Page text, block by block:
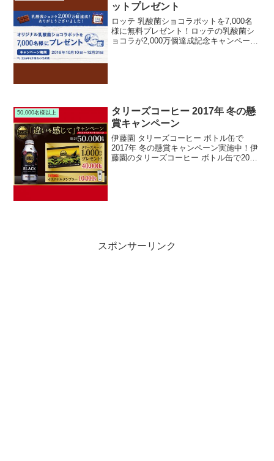
ットプレゼント
ロッテ 乳酸菌ショコラポットを7,000名
様に無料プレゼント！ロッテの乳酸菌シ
ョコラが2,000万個達成記念キャンペーン
50,000名様以上
タリーズコーヒー 2017年 冬の懸
賞キャンペーン
伊藤園 タリーズコーヒー ボトル缶で
2017年 冬の懸賞キャンペーン実施中！伊
藤園のタリーズコーヒー ボトル缶で2017
スポンサーリンク